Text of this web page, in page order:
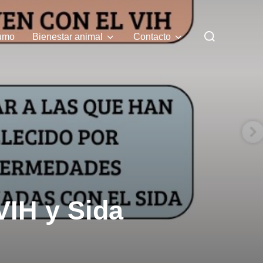
Bienestar animal Contacto
Buscar:
y Sida